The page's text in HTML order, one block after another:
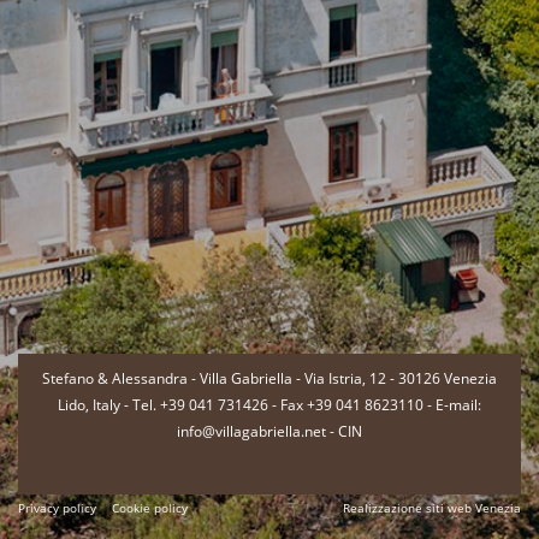
-
Stefano & Alessandra - Villa Gabriella - Via Istria, 12 - 30126 Venezia
Lido, Italy - Tel. +39 041 731426 - Fax +39 041 8623110 - E-mail:
info@villagabriella.net -CIN
Privacy policy Cookie policy Realizzazione siti web Venezia